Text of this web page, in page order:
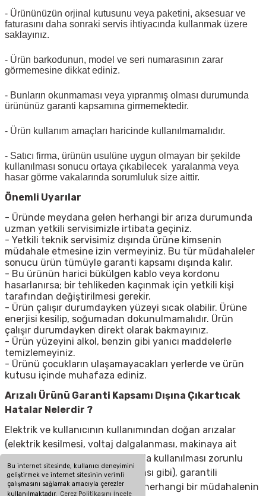
Bu internet sitesinde, kullanıcı deneyimini
geliştirmek ve internet sitesinin verimli
çalışmasını sağlamak amacıyla çerezler
kullanılmaktadır.
Çerez Politikasını İncele
- Ürününüzün orjinal kutusunu veya paketini, aksesuar ve
faturasını daha sonraki servis ihtiyacında kullanmak üzere
saklayınız.
- Ürün barkodunun, model ve seri numarasının zarar
görmemesine dikkat ediniz.
- Bunların okunmaması veya yıpranmış olması durumunda
ürününüz garanti kapsamına girmemektedir.
- Ürün kullanım amaçları haricinde kullanılmamalıdır.
- Satıcı firma, ürünün usulüne uygun olmayan bir şekilde
kullanılması sonucu ortaya çıkabilecek yaralanma veya
hasar görme vakalarında sorumluluk size aittir.
Önemli Uyarılar
- Üründe meydana gelen herhangi bir arıza durumunda
uzman yetkili servisimizle irtibata geçiniz.
- Yetkili teknik servisimiz dışında ürüne kimsenin
müdahale etmesine izin vermeyiniz. Bu tür müdahaleler
sonucu ürün tümüyle garanti kapsamı dışında kalır.
- Bu ürünün harici bükülgen kablo veya kordonu
hasarlanırsa; bir tehlikeden kaçınmak için yetkili kişi
tarafından değiştirilmesi gerekir.
- Ürün çalışır durumdayken yüzeyi sıcak olabilir. Ürüne
enerjisi kesilip, soğumadan dokunulmamalıdır. Ürün
çalışır durumdayken direkt olarak bakmayınız.
- Ürün yüzeyini alkol, benzin gibi yanıcı maddelerle
temizlemeyiniz.
- Ürünü çocukların ulaşamayacakları yerlerde ve ürün
kutusu içinde muhafaza ediniz.
Arızalı Ürünü Garanti Kapsamı Dışına Çıkartıcak
Hatalar Nelerdir ?
Elektrik ve kullanıcının kullanımından doğan arızalar
(elektrik kesilmesi, voltaj dalgalanması, makinaya ait
olmayan aksesuar takılması yada kullanılması zorunlu
olan aksesuarların kullanılmaması gibi), garantili
ürünlerde yetkili servis dışında herhangi bir müdahalenin